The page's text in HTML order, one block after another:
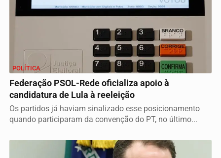
POLÍTICA
Federação PSOL-Rede oficializa apoio à
candidatura de Lula à reeleição
Os partidos já haviam sinalizado esse posicionamento
quando participaram da convenção do PT, no último...